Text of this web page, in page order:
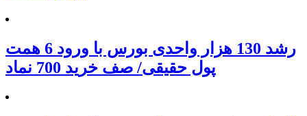
رشد 130 هزار واحدی بورس با ورود 6 همت
پول حقیقی/ صف خرید 700 نماد